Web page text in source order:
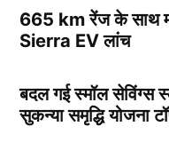
665 km रेंज के साथ
Sierra EV लांच
बदल गई स्मॉल सेविंग्स
सुकन्या समृद्धि योजना